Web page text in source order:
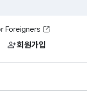
Foreigners
회원가입